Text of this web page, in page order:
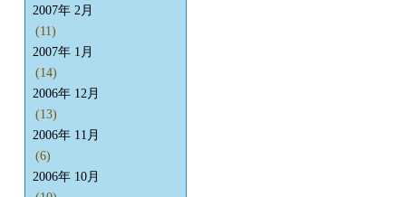
2007年 2月
(11)
2007年 1月
(14)
2006年 12月
(13)
2006年 11月
(6)
2006年 10月